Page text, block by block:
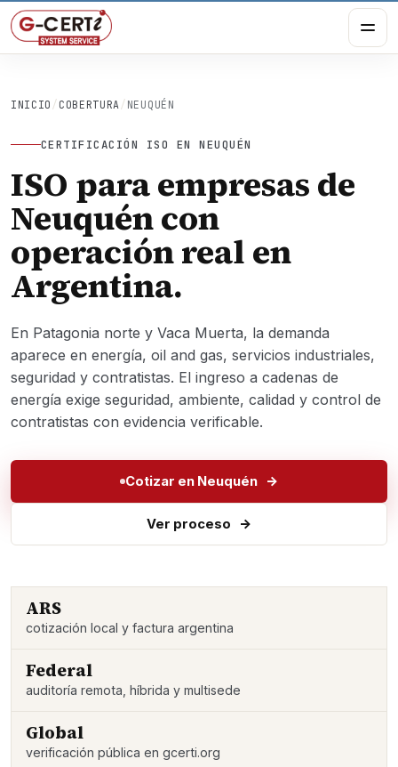
INICIO / COBERTURA / NEUQUÉN
CERTIFICACIÓN ISO EN NEUQUÉN
ISO para empresas de
Neuquén con
operación real en
Argentina.
En Patagonia norte y Vaca Muerta, la demanda
aparece en energía, oil and gas, servicios industriales,
seguridad y contratistas. El ingreso a cadenas de
energía exige seguridad, ambiente, calidad y control de
contratistas con evidencia verificable.
Cotizar en Neuquén
Ver proceso
ARS
cotización local y factura argentina
Federal
auditoría remota, híbrida y multisede
Global
verificación pública en gcerti.org